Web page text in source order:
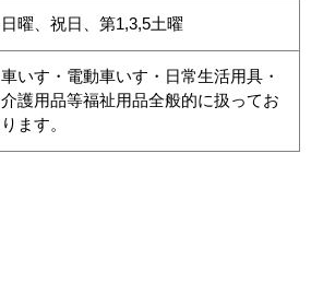
日曜、祝日、第1,3,5土曜
車いす・電動車いす・日常生活用具・
介護用品等福祉用品全般的に扱ってお
ります。